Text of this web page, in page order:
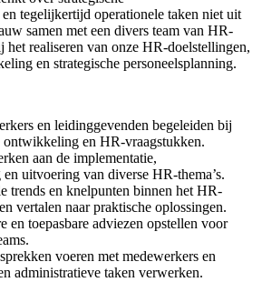
tegelijkertijd operationele taken niet uit
samen met een divers team van HR-
het realiseren van onze HR-doelstellingen,
en strategische personeelsplanning.
en leidinggevenden begeleiden bij
ontwikkeling en HR-vraagstukken.
aan de implementatie,
uitvoering van diverse HR-thema’s.
trends en knelpunten binnen het HR-
vertalen naar praktische oplossingen.
en toepasbare adviezen opstellen voor
voeren met medewerkers en
administratieve taken verwerken.